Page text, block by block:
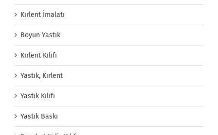
Kırlent İmalatı
Boyun Yastık
Kırlent Kılıfı
Yastık, Kırlent
Yastık Kılıfı
Yastık Baskı